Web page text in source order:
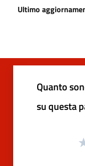
Ultimo
Quanto
su questa